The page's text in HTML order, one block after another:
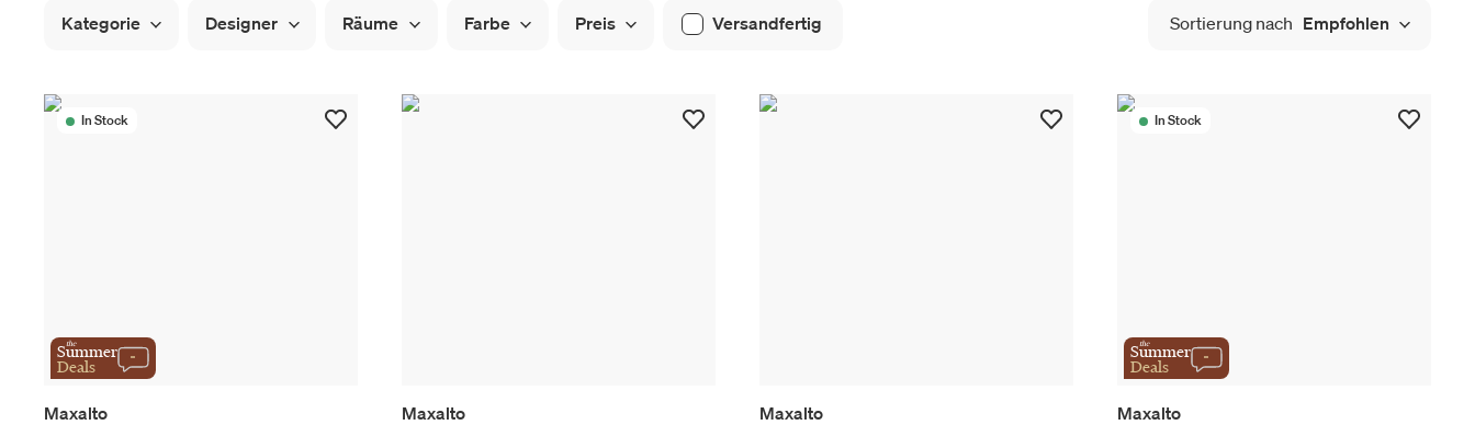
Kategorie Designer Räume Farbe Preis Versandfertig Sortierung nach Empfohlen
In Stock
the
Summer
Deals
Maxalto
Maxalto
Maxalto
In Stock
the
Summer
Deals
Maxalto